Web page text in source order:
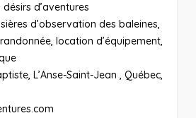
d’aventures
d’observation des baleines,
location d’équipement,
L’Anse-Saint-Jean , Québec,